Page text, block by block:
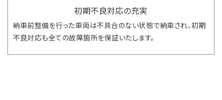
初期不良対応の充実
納車前整備を行った車両は不具合のない状態で納車され、初期
不良対応も全ての故障箇所を保証いたします。